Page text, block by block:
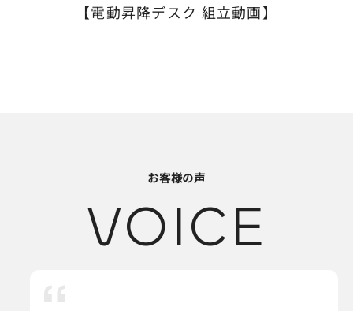
【電動昇降デスク 組立動画】
お客様の声
VOICE